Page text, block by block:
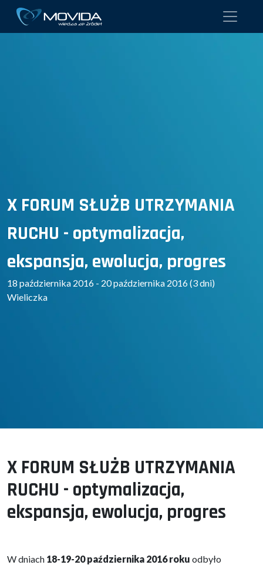
X FORUM SŁUŻB UTRZYMANIA
RUCHU - optymalizacja,
ekspansja, ewolucja, progres
18 października 2016 - 20 października 2016 (3 dni)
Wieliczka
X FORUM SŁUŻB UTRZYMANIA
RUCHU - optymalizacja,
ekspansja, ewolucja, progres
W dniach 18-19-20 października 2016 roku odbyło